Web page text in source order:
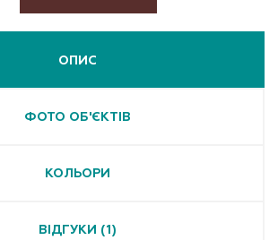
ОПИС
ФОТО ОБ'ЄКТІВ
КОЛЬОРИ
ВІДГУКИ (1)